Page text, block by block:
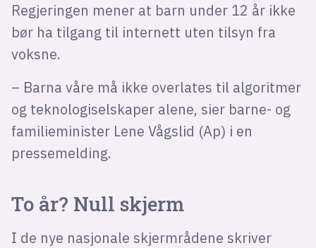
Regjeringen mener at barn under 12 år ikke
bør ha tilgang til internett uten tilsyn fra
voksne.
– Barna våre må ikke overlates til algoritmer
og teknologiselskaper alene, sier barne- og
familieminister Lene Vågslid (Ap) i en
pressemelding.
To år? Null skjerm
I de nye nasjonale skjermrådene skriver